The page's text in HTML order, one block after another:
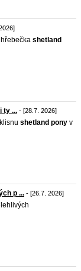
shetland
ty ... - [28.7. 2026]
shetland pony v
p ... - [26.7. 2026]